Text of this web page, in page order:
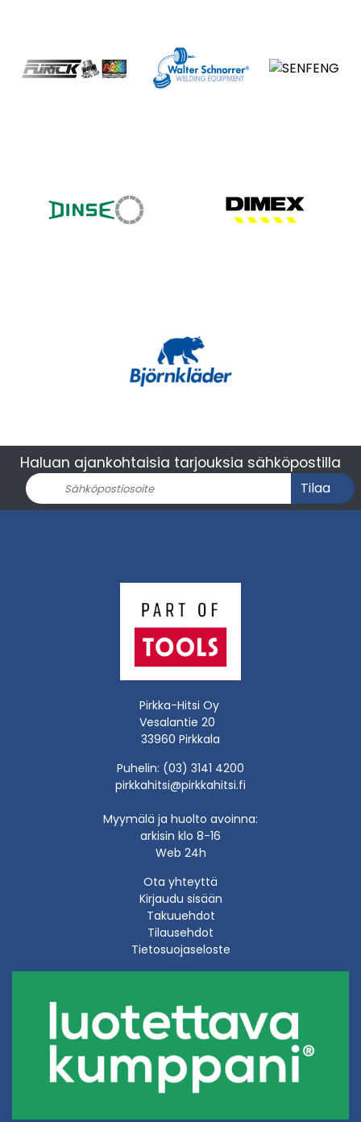
Haluan ajankohtaisia tarjouksia sähköpostilla
Tilaa
Pirkka-Hitsi Oy
Vesalantie 20
33960 Pirkkala
Puhelin: (03) 3141 4200
pirkkahitsi@pirkkahitsi.fi
Myymälä ja huolto avoinna:
arkisin klo 8-16
Web 24h
Ota yhteyttä
Kirjaudu sisään
Takuuehdot
Tilausehdot
Tietosuojaseloste